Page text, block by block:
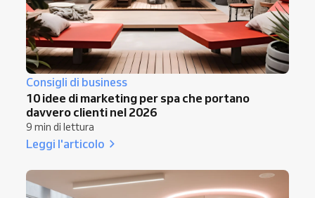
Consigli di business
10 idee di marketing per spa che portano
davvero clienti nel 2026
9 min di lettura
Leggi l'articolo